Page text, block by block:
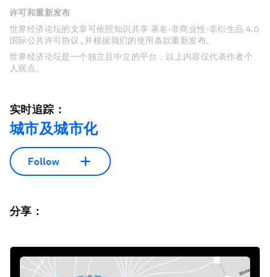
许可和重新发布
世界经济论坛的文章可依照知识共享 署名-非商业性-非衍生品 4.0
国际公共许可协议 , 并根据我们的使用条款重新发布。
世界经济论坛是一个独立且中立的平台，以上内容仅代表作者个
人观点。
实时追踪：
城市及城市化
Follow
分享：